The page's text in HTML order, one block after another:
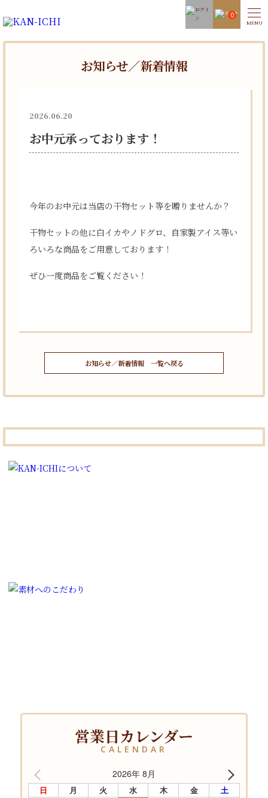
0
お知らせ／新着情報
2026.06.20
お中元承っております！
今年のお中元は当店の干物セット等を贈りませんか？
干物セットの他に白イカやノドグロ、自家製アイス等い
ろいろな商品をご用意しております！
ぜひ一度商品をご覧ください！
お知らせ／新着情報 一覧へ戻る
営業日カレンダー
CALENDAR
2026年 8月
日 月 火 水 木 金 土